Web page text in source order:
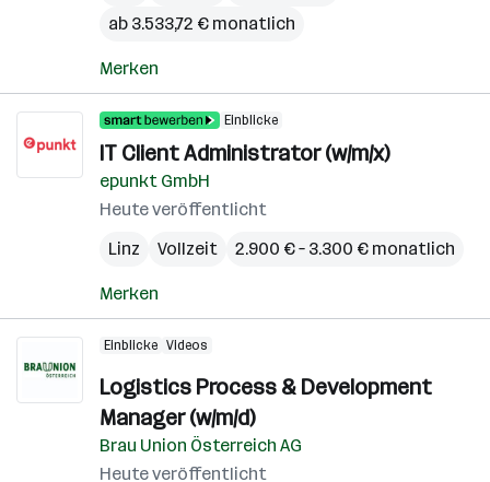
ab 3.533,72 € monatlich
Merken
Einblicke
IT Client Administrator (w/m/x)
epunkt GmbH
Heute veröffentlicht
Linz
Vollzeit 2.900 € – 3.300 € monatlich
Merken
Einblicke Videos
Logistics Process & Development
Manager (w/m/d)
Brau Union Österreich AG
Heute veröffentlicht